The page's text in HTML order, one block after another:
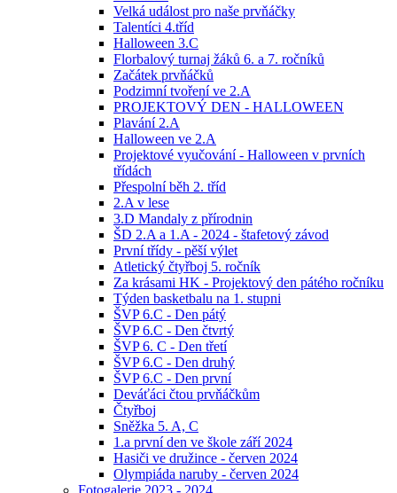
Velká událost pro naše prvňáčky
Talentíci 4.tříd
Halloween 3.C
Florbalový turnaj žáků 6. a 7. ročníků
Začátek prvňáčků
Podzimní tvoření ve 2.A
PROJEKTOVÝ DEN - HALLOWEEN
Plavání 2.A
Halloween ve 2.A
Projektové vyučování - Halloween v prvních
třídách
Přespolní běh 2. tříd
2.A v lese
3.D Mandaly z přírodnin
ŠD 2.A a 1.A - 2024 - štafetový závod
První třídy - pěší výlet
Atletický čtyřboj 5. ročník
Za krásami HK - Projektový den pátého ročníku
Týden basketbalu na 1. stupni
ŠVP 6.C - Den pátý
ŠVP 6.C - Den čtvrtý
ŠVP 6. C - Den třetí
ŠVP 6.C - Den druhý
ŠVP 6.C - Den první
Deváťáci čtou prvňáčkům
Čtyřboj
Sněžka 5. A, C
1.a první den ve škole září 2024
Hasiči ve družince - červen 2024
Olympiáda naruby - červen 2024